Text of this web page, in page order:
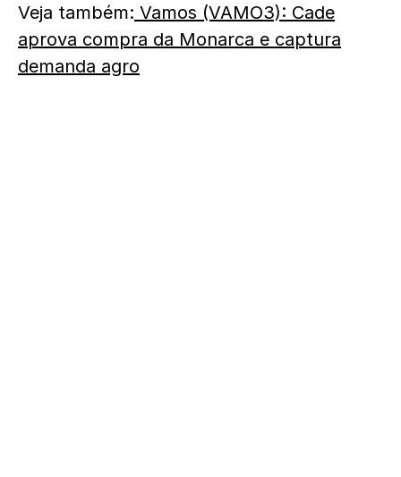
Veja também: Vamos (VAMO3): Cade
aprova compra da Monarca e captura
demanda agro